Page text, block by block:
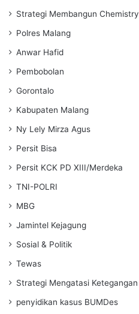
Strategi Membangun Chemistry
Polres Malang
Anwar Hafid
Pembobolan
Gorontalo
Kabupaten Malang
Ny Lely Mirza Agus
Persit Bisa
Persit KCK PD XIII/Merdeka
TNI-POLRI
MBG
Jamintel Kejagung
Sosial & Politik
Tewas
Strategi Mengatasi Ketegangan
penyidikan kasus BUMDes